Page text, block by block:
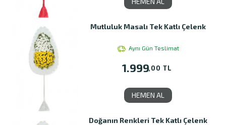
Mutluluk Masalı Tek Katlı Çelenk
Aynı Gün Teslimat
1.999,00 TL
HEMEN AL
Doğanın Renkleri Tek Katlı Çelenk